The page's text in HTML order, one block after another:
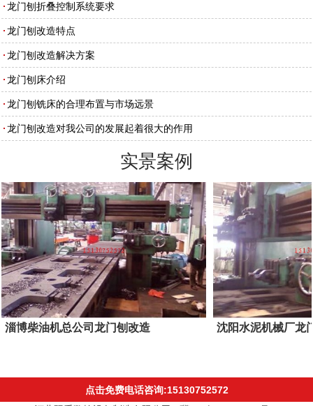
龙门刨折叠控制系统要求
龙门刨改造特点
龙门刨改造解决方案
龙门刨床介绍
龙门刨铣床的合理布置与市场远景
龙门刨改造对我公司的发展起着很大的作用
实景案例
淄博柴油机总公司龙门刨改造 沈阳水泥机械厂龙
点击免费电话咨询:15130752572